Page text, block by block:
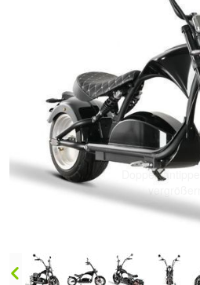
Doppelt
vergrößern